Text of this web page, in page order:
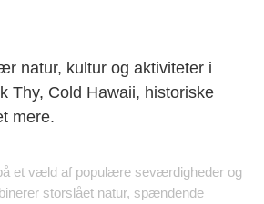
natur, kultur og aktiviteter i
Thy, Cold Hawaii, historiske
mere.
et væld af populære seværdigheder og
storslået natur, spændende